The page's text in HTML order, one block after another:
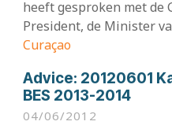
heeft gesproken met de
President, de Minister
Curaçao
Advice: 20120601
BES 2013-2014
04/06/2012